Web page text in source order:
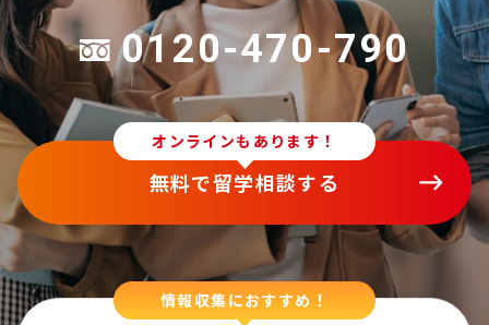
0120-470-790
オンラインもあります！
無料で留学相談する
情報収集におすすめ！